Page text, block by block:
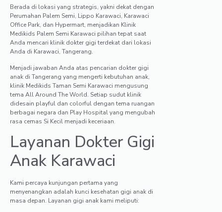
Berada di lokasi yang strategis, yakni dekat dengan
Perumahan Palem Semi, Lippo Karawaci, Karawaci
Office Park, dan Hypermart, menjadikan Klinik
Medikids Palem Semi Karawaci pilihan tepat saat
Anda mencari klinik dokter gigi terdekat dari lokasi
Anda di Karawaci, Tangerang.
Menjadi jawaban Anda atas pencarian dokter gigi
anak di Tangerang yang mengerti kebutuhan anak,
klinik Medikids Taman Semi Karawaci mengusung
tema All Around The World. Setiap sudut klinik
didesain playful dan colorful dengan tema ruangan
berbagai negara dan Play Hospital yang mengubah
rasa cemas Si Kecil menjadi keceriaan.
Layanan Dokter Gigi
Anak Karawaci
Kami percaya kunjungan pertama yang
menyenangkan adalah kunci kesehatan gigi anak di
masa depan. Layanan gigi anak kami meliputi: